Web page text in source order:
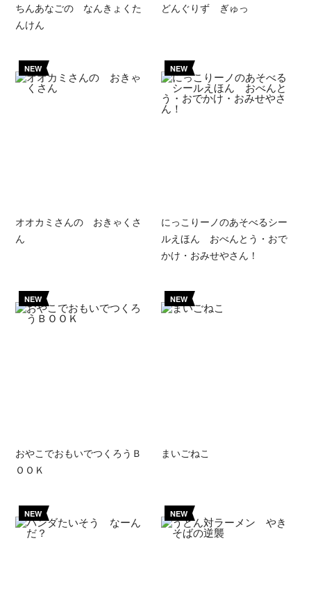
ちんあなごの なんきょくた
んけん
どんぐりず ぎゅっ
NEW
オオカミさんの おきゃくさ
ん
NEW
にっこりーノのあそべるシー
ルえほん おべんとう・おで
かけ・おみせやさん！
NEW
おやこでおもいでつくろうＢ
ＯＯＫ
NEW
まいごねこ
NEW NEW